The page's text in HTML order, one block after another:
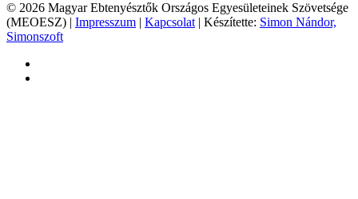
© 2026 Magyar Ebtenyésztők Országos Egyesületeinek Szövetsége
(MEOESZ) | Impresszum | Kapcsolat | Készítette: Simon Nándor,
Simonszoft